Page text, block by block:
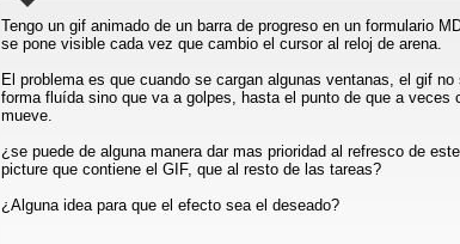
Tengo un gif animado de un barra de progreso en un formulario
se pone visible cada vez que cambio el cursor al reloj de arena.
El problema es que cuando se cargan algunas ventanas, el gif no
forma fluída sino que va a golpes, hasta el punto de que a veces
mueve.
¿se puede de alguna manera dar mas prioridad al refresco de
picture que contiene el GIF, que al resto de las tareas?
¿Alguna idea para que el efecto sea el deseado?